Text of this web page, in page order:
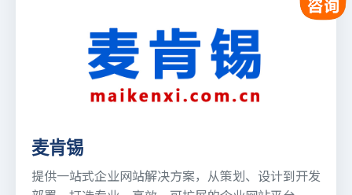
麦肯锡
提供一站式企业网站解决方案，从策划、设计到开发